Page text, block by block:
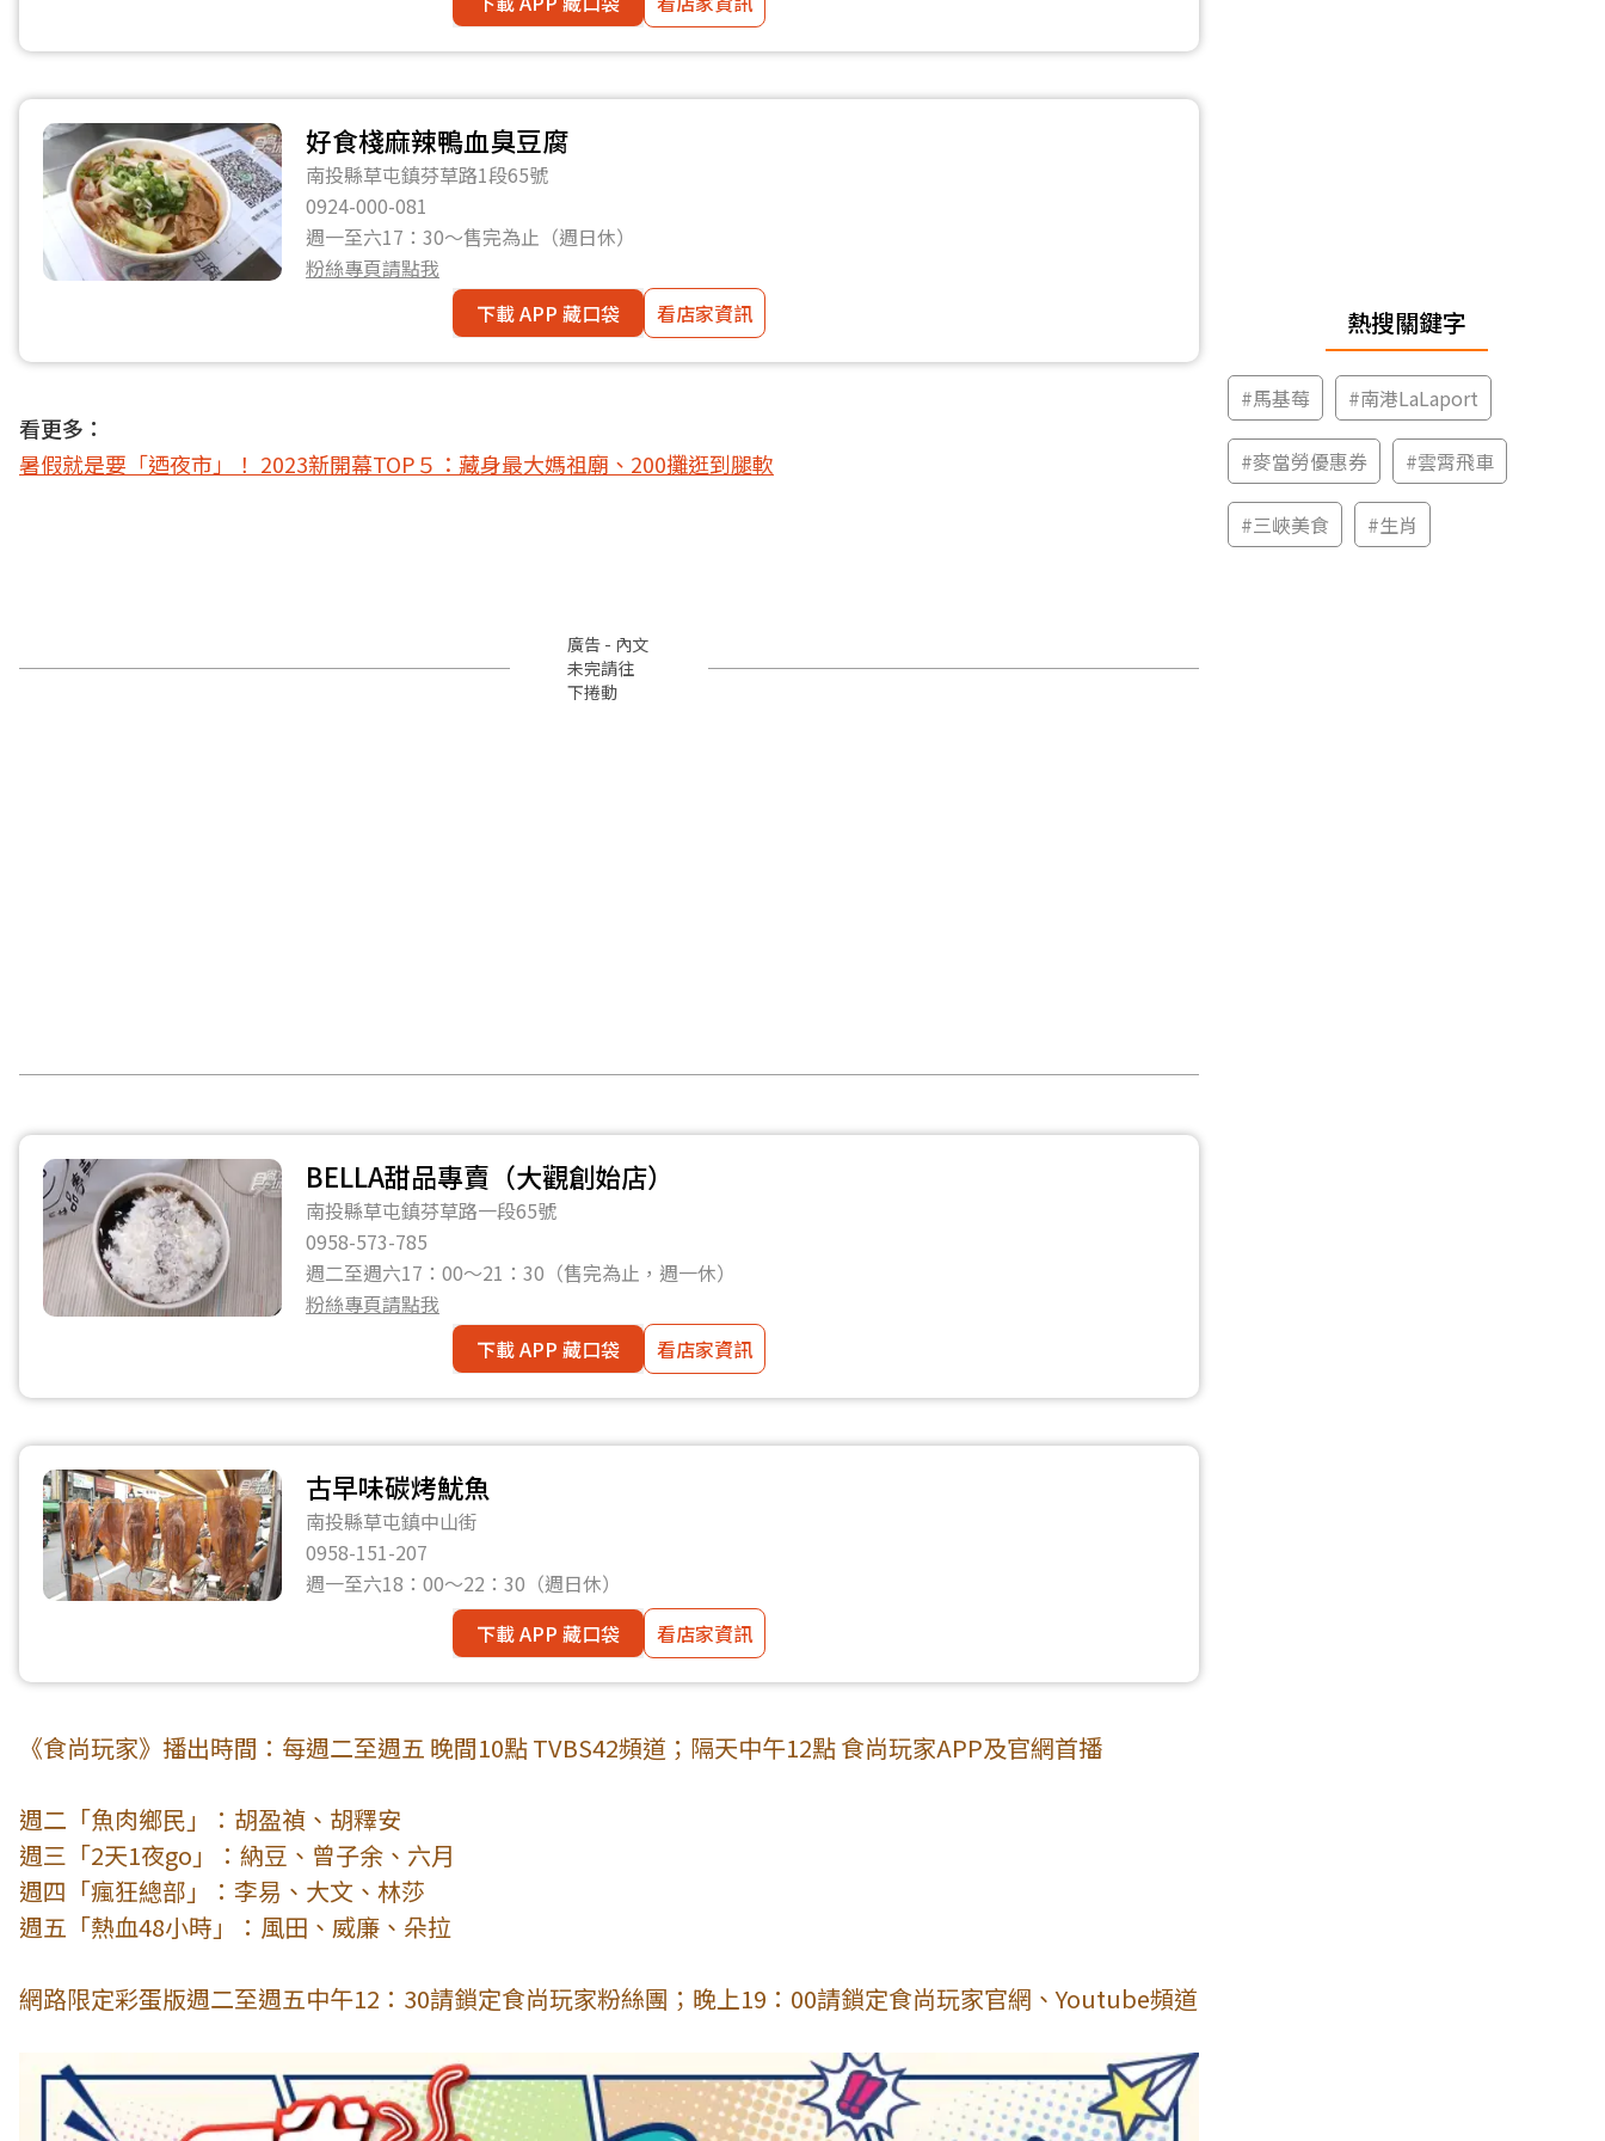
好食棧麻辣鴨血臭豆腐
南投縣草屯鎮芬草路1段65號
0924-000-081
週一至六17：30～售完為止（週日休）
粉絲專頁請點我
下載 APP 藏口袋
看店家資訊
看更多：
暑假就是要「迺夜市」！ 2023新開幕TOP５：藏身最大媽祖廟、200攤逛到腿軟
廣告 - 內文
未完請往
下捲動
BELLA甜品專賣（大觀創始店）
南投縣草屯鎮芬草路一段65號
0958-573-785
週二至週六17：00～21：30（售完為止，週一休）
粉絲專頁請點我
下載 APP 藏口袋
看店家資訊
古早味碳烤魷魚
南投縣草屯鎮中山街
0958-151-207
週一至六18：00～22：30（週日休）
下載 APP 藏口袋
看店家資訊
《食尚玩家》播出時間：每週二至週五 晚間10點 TVBS42頻道；隔天中午12點 食尚玩家APP及官網首播
週二「魚肉鄉民」：胡盈禎、胡釋安
週三「2天1夜go」：納豆、曾子余、六月
週四「瘋狂總部」：李易、大文、林莎
週五「熱血48小時」：風田、威廉、朵拉
網路限定彩蛋版週二至週五中午12：30請鎖定食尚玩家粉絲團；晚上19：00請鎖定食尚玩家官網、Youtube頻道
熱搜關鍵字
#馬基莓 #南港LaLaport
#麥當勞優惠券 #雲霄飛車
#三峽美食 #生肖